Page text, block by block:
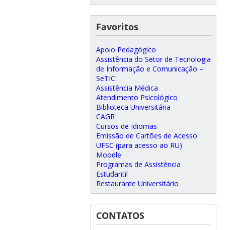
Favoritos
Apoio Pedagógico
Assistência do Setor de Tecnologia
de Informação e Comunicação –
SeTIC
Assistência Médica
Atendimento Psicológico
Biblioteca Universitária
CAGR
Cursos de Idiomas
Emissão de Cartões de Acesso
UFSC (para acesso ao RU)
Moodle
Programas de Assistência
Estudantil
Restaurante Universitário
CONTATOS